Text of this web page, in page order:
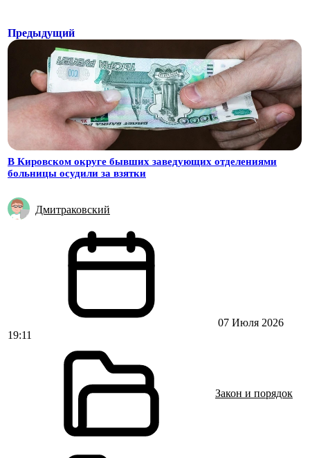
Предыдущий
В Кировском округе бывших заведующих отделениями
больницы осудили за взятки
Дмитраковский
07 Июля 2026
19:11
Закон и порядок